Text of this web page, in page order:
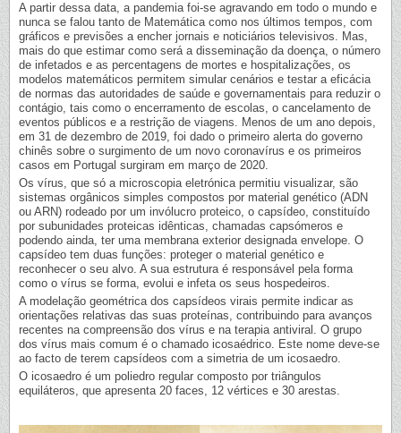
A partir dessa data, a pandemia foi-se agravando em todo o mundo e
nunca se falou tanto de Matemática como nos últimos tempos, com
gráficos e previsões a encher jornais e noticiários televisivos. Mas,
mais do que estimar como será a disseminação da doença, o número
de infetados e as percentagens de mortes e hospitalizações, os
modelos matemáticos permitem simular cenários e testar a eficácia
de normas das autoridades de saúde e governamentais para reduzir o
contágio, tais como o encerramento de escolas, o cancelamento de
eventos públicos e a restrição de viagens. Menos de um ano depois,
em 31 de dezembro de 2019, foi dado o primeiro alerta do governo
chinês sobre o surgimento de um novo coronavírus e os primeiros
casos em Portugal surgiram em março de 2020.
Os vírus, que só a microscopia eletrónica permitiu visualizar, são
sistemas orgânicos simples compostos por material genético (ADN
ou ARN) rodeado por um invólucro proteico, o capsídeo, constituído
por subunidades proteicas idênticas, chamadas capsómeros e
podendo ainda, ter uma membrana exterior designada envelope. O
capsídeo tem duas funções: proteger o material genético e
reconhecer o seu alvo. A sua estrutura é responsável pela forma
como o vírus se forma, evolui e infeta os seus hospedeiros.
A modelação geométrica dos capsídeos virais permite indicar as
orientações relativas das suas proteínas, contribuindo para avanços
recentes na compreensão dos vírus e na terapia antiviral. O grupo
dos vírus mais comum é o chamado icosaédrico. Este nome deve-se
ao facto de terem capsídeos com a simetria de um icosaedro.
O icosaedro é um poliedro regular composto por triângulos
equiláteros, que apresenta 20 faces, 12 vértices e 30 arestas.